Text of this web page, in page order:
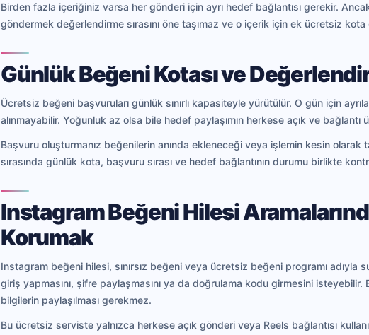
Birden fazla içeriğiniz varsa her gönderi için ayrı hedef bağlantısı gerekir.
göndermek değerlendirme sırasını öne taşımaz ve o içerik için ek ücretsiz
Günlük Beğeni Kotası ve
Ücretsiz beğeni başvuruları günlük sınırlı kapasiteyle yürütülür. O gün için
alınmayabilir. Yoğunluk az olsa bile hedef paylaşımın herkese açık ve bağlantı
Başvuru oluşturmanız beğenilerin anında ekleneceği veya işlemin kesin olarak
sırasında günlük kota, başvuru sırası ve hedef bağlantının durumu birlikte
Instagram Beğeni Hilesi
Korumak
Instagram beğeni hilesi, sınırsız beğeni veya ücretsiz beğeni programı adıyla
giriş yapmasını, şifre paylaşmasını ya da doğrulama kodu girmesini
bilgilerin paylaşılması gerekmez.
Bu ücretsiz serviste yalnızca herkese açık gönderi veya Reels bağlantısı